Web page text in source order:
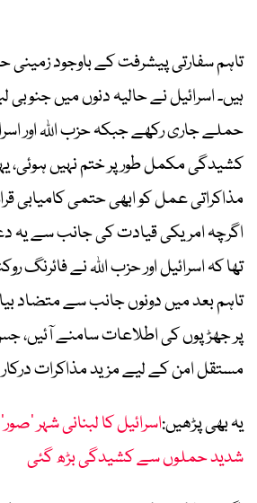
تاہم سفارتی پیشرفت کے باوجود زمینی
ہیں۔ اسرائیل نے حالیہ دنوں میں جنوبی
حملے جاری رکھے جبکہ حزب اللہ اور
کشیدگی مکمل طور پر ختم نہیں ہوئی،
مذاکراتی عمل کو ابھی حتمی کامیابی
اگرچہ امریکی قیادت کی جانب سے یہ
تھا کہ اسرائیل اور حزب اللہ نے فائرنگ
تاہم بعد میں دونوں جانب سے متضاد
پر جھڑپوں کی اطلاعات سامنے آئیں،
مستقل امن کے لیے مزید مذاکرات درکار
یہ بھی پڑھیں:اسرائیل کا لبنانی شہر
شدید حملوں سے کشیدگی بڑھ گئی